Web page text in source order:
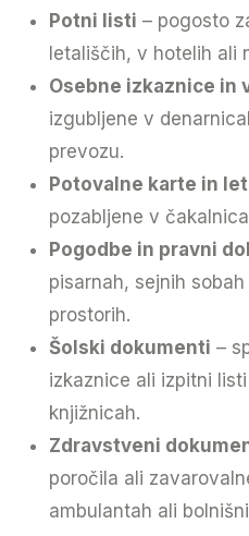
Potni listi – pogosto
letališčih, v hotelih ali
Osebne izkaznice in
izgubljene v
prevozu.
Potovalne karte in
pozabljene v
Pogodbe in pravni
pisarnah, sejnih
prostorih.
Šolski dokumenti –
izkaznice ali izpitni
knjižnicah.
Zdravstveni
poročila ali
ambulantah ali